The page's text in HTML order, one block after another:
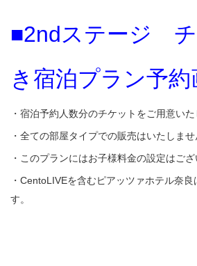
■2ndステージ
き宿泊プラン予約
・宿泊予約人数分のチケットをご用意いた
・全ての部屋タイプでの販売はいたしませ
・このプランにはお子様料金の設定はござ
・CentoLIVEを含むピアッツァホテル奈
す。